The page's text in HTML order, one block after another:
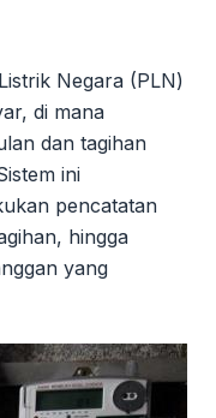
Negara (PLN)
di mana
dan tagihan
ini
pencatatan
hingga
yang